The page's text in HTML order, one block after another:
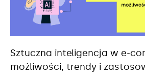
Sztuczna inteligencja w e-
możliwości, trendy i